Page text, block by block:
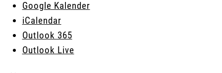
Google Kalender
iCalendar
Outlook 365
Outlook Live